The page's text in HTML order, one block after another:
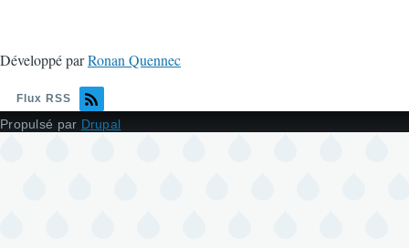
Développé parRonan Quennec
Flux RSS
Propulsé par Drupal